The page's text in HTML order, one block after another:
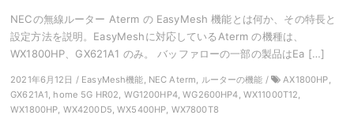
NECの無線ルーター Aterm の EasyMesh 機能とは何か、その特長と
設定方法を説明。EasyMeshに対応しているAterm の機種は、
WX1800HP、GX621A1 のみ。 バッファローの一部の製品はEa […]
2021年6月12日 / EasyMesh機能, NEC Aterm, ルーターの機能 /
AX1800HP,
GX621A1, home 5G HR02, WG1200HP4, WG2600HP4, WX11000T12,
WX1800HP, WX4200D5, WX5400HP, WX7800T8